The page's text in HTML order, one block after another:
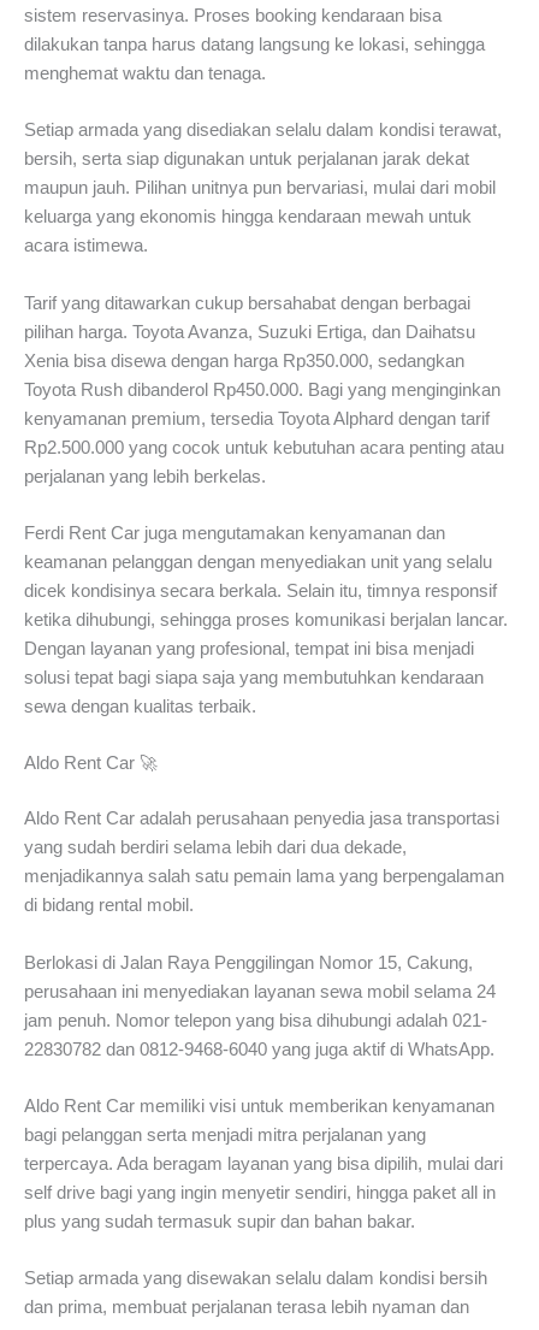
sistem reservasinya. Proses booking kendaraan bisa
dilakukan tanpa harus datang langsung ke lokasi, sehingga
menghemat waktu dan tenaga.
Setiap armada yang disediakan selalu dalam kondisi terawat,
bersih, serta siap digunakan untuk perjalanan jarak dekat
maupun jauh. Pilihan unitnya pun bervariasi, mulai dari mobil
keluarga yang ekonomis hingga kendaraan mewah untuk
acara istimewa.
Tarif yang ditawarkan cukup bersahabat dengan berbagai
pilihan harga. Toyota Avanza, Suzuki Ertiga, dan Daihatsu
Xenia bisa disewa dengan harga Rp350.000, sedangkan
Toyota Rush dibanderol Rp450.000. Bagi yang menginginkan
kenyamanan premium, tersedia Toyota Alphard dengan tarif
Rp2.500.000 yang cocok untuk kebutuhan acara penting atau
perjalanan yang lebih berkelas.
Ferdi Rent Car juga mengutamakan kenyamanan dan
keamanan pelanggan dengan menyediakan unit yang selalu
dicek kondisinya secara berkala. Selain itu, timnya responsif
ketika dihubungi, sehingga proses komunikasi berjalan lancar.
Dengan layanan yang profesional, tempat ini bisa menjadi
solusi tepat bagi siapa saja yang membutuhkan kendaraan
sewa dengan kualitas terbaik.
Aldo Rent Car 🚀
Aldo Rent Car adalah perusahaan penyedia jasa transportasi
yang sudah berdiri selama lebih dari dua dekade,
menjadikannya salah satu pemain lama yang berpengalaman
di bidang rental mobil.
Berlokasi di Jalan Raya Penggilingan Nomor 15, Cakung,
perusahaan ini menyediakan layanan sewa mobil selama 24
jam penuh. Nomor telepon yang bisa dihubungi adalah 021-
22830782 dan 0812-9468-6040 yang juga aktif di WhatsApp.
Aldo Rent Car memiliki visi untuk memberikan kenyamanan
bagi pelanggan serta menjadi mitra perjalanan yang
terpercaya. Ada beragam layanan yang bisa dipilih, mulai dari
self drive bagi yang ingin menyetir sendiri, hingga paket all in
plus yang sudah termasuk supir dan bahan bakar.
Setiap armada yang disewakan selalu dalam kondisi bersih
dan prima, membuat perjalanan terasa lebih nyaman dan